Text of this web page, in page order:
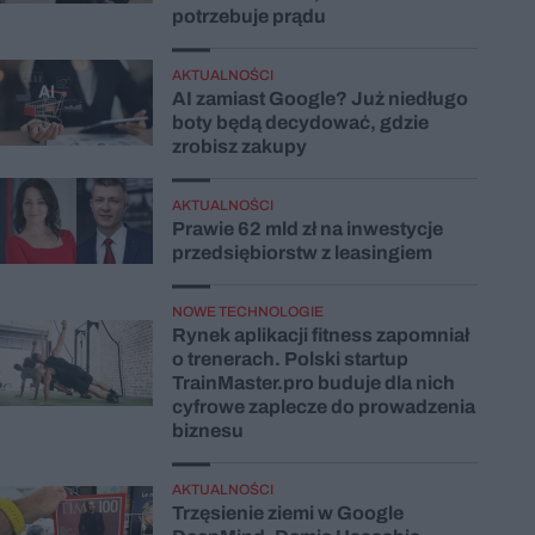
potrzebuje prądu
AKTUALNOŚCI
AI zamiast Google? Już niedługo
boty będą decydować, gdzie
zrobisz zakupy
AKTUALNOŚCI
Prawie 62 mld zł na inwestycje
przedsiębiorstw z leasingiem
NOWE TECHNOLOGIE
Rynek aplikacji fitness zapomniał
o trenerach. Polski startup
TrainMaster.pro buduje dla nich
cyfrowe zaplecze do prowadzenia
biznesu
AKTUALNOŚCI
Trzęsienie ziemi w Google